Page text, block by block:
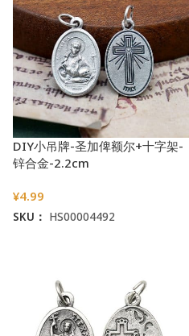
DIY小吊牌-圣加俾额尔+十字架-
锌合金-2.2cm
¥4.99
SKU： HS00004492